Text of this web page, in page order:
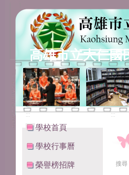
高雄市立大仁國
:::
學校首頁
學校行事曆
榮譽榜招牌
:::
搜尋